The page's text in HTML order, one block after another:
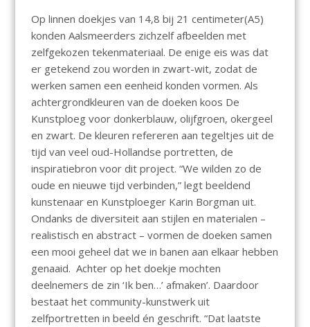
Op linnen doekjes van 14,8 bij 21 centimeter(A5)
konden Aalsmeerders zichzelf afbeelden met
zelfgekozen tekenmateriaal. De enige eis was dat
er getekend zou worden in zwart-wit, zodat de
werken samen een eenheid konden vormen. Als
achtergrondkleuren van de doeken koos De
Kunstploeg voor donkerblauw, olijfgroen, okergeel
en zwart. De kleuren refereren aan tegeltjes uit de
tijd van veel oud-Hollandse portretten, de
inspiratiebron voor dit project. “We wilden zo de
oude en nieuwe tijd verbinden,” legt beeldend
kunstenaar en Kunstploeger Karin Borgman uit.
Ondanks de diversiteit aan stijlen en materialen –
realistisch en abstract – vormen de doeken samen
een mooi geheel dat we in banen aan elkaar hebben
genaaid. Achter op het doekje mochten
deelnemers de zin ‘Ik ben…’ afmaken’. Daardoor
bestaat het community-kunstwerk uit
zelfportretten in beeld én geschrift. “Dat laatste